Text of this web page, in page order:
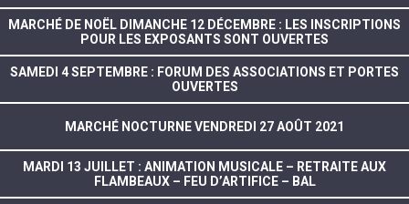
MARCHÉ DE NOËL DIMANCHE 12 DÉCEMBRE : LES INSCRIPTIONS
POUR LES EXPOSANTS SONT OUVERTES
SAMEDI 4 SEPTEMBRE : FORUM DES ASSOCIATIONS ET PORTES
OUVERTES
MARCHÉ NOCTURNE VENDREDI 27 AOÛT 2021
MARDI 13 JUILLET : ANIMATION MUSICALE – RETRAITE AUX
FLAMBEAUX – FEU D’ARTIFICE – BAL